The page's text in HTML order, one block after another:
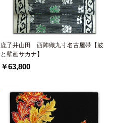
鹿子井山田 西陣織九寸名古屋帯【波
と壁画サカナ】
￥63,800